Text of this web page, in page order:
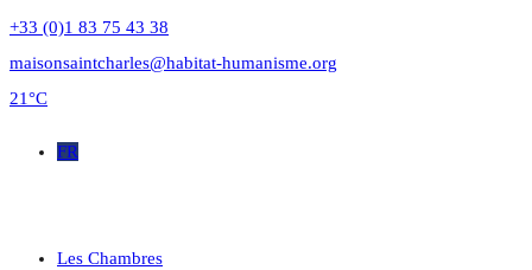
+33 (0)1 83 75 43 38
maisonsaintcharles@habitat-humanisme.org
21°C
FR
Les Chambres